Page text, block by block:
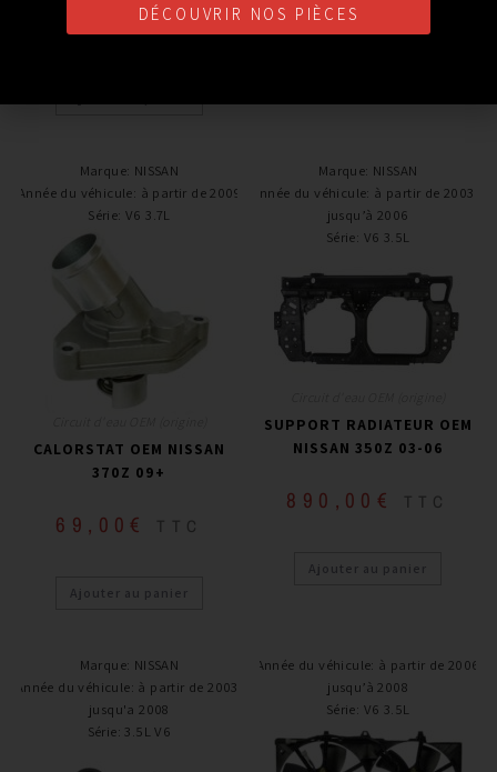
109,00€
TTC Ajouter au panier
Marque: NISSAN
Année du véhicule: à partir de 2009
Série: V6 3.7L
CALORSTAT OEM NISSAN
370Z 09+
69,00 € TTC
Ajouter au panier
Marque: NISSAN
Année du véhicule: à partir de 2003 /
jusqu’à 2006
Série: V6 3.5L
SUPPORT RADIATEUR OEM
NISSAN 350Z 03-06
890,00 € TTC
Ajouter au panier
Marque: NISSAN
Année du véhicule: à partir de 2003,
jusqu'a 2008
Série: 3.5L V6
Année du véhicule: à partir de 2006
jusqu’à 2008
Série: V6 3.5L
DÉCOUVRIR NOS PIÈCES